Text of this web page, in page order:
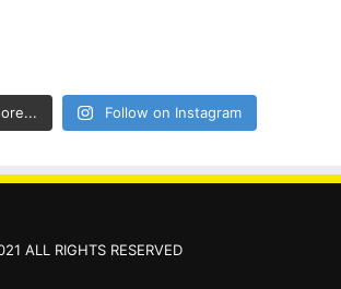
Follow on Instagram
ALL RIGHTS RESERVED